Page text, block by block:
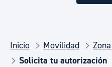
Inicio Movilidad
Solicita tu autorización